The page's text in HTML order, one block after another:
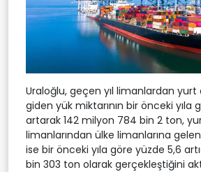
Uraloğlu, geçen yıl limanlardan yurt
giden yük miktarının bir önceki yıla
artarak 142 milyon 784 bin 2 ton,
limanlarından ülke limanlarına
ise bir önceki yıla göre yüzde 5,6
bin 303 ton olarak gerçekleştiğini